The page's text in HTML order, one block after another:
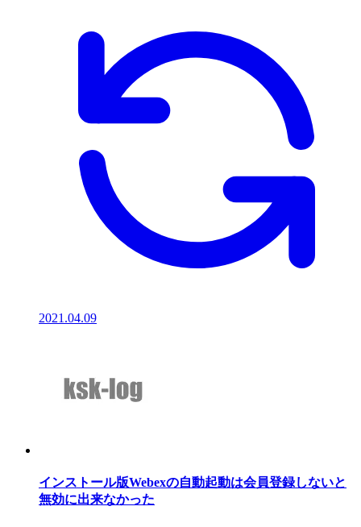
2021.04.09
インストール版Webexの自動起動は会員登録しないと
無効に出来なかった